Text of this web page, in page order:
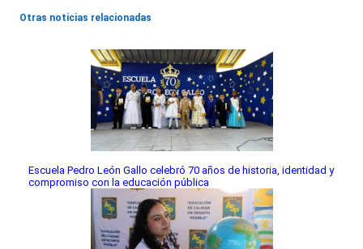
Otras noticias relacionadas
Escuela Pedro León Gallo celebró 70 años de historia, identidad y
compromiso con la educación pública